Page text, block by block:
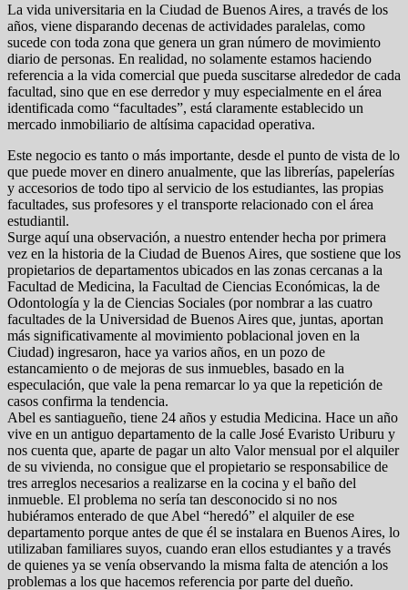
La vida universitaria en la Ciudad de Buenos Aires, a través de los
años, viene disparando decenas de actividades paralelas, como
sucede con toda zona que genera un gran número de movimiento
diario de personas. En realidad, no solamente estamos haciendo
referencia a la vida comercial que pueda suscitarse alrededor de cada
facultad, sino que en ese derredor y muy especialmente en el área
identificada como “facultades”, está claramente establecido un
mercado inmobiliario de altísima capacidad operativa.
Este negocio es tanto o más importante, desde el punto de vista de lo
que puede mover en dinero anualmente, que las librerías, papelerías
y accesorios de todo tipo al servicio de los estudiantes, las propias
facultades, sus profesores y el transporte relacionado con el área
estudiantil.
Surge aquí una observación, a nuestro entender hecha por primera
vez en la historia de la Ciudad de Buenos Aires, que sostiene que los
propietarios de departamentos ubicados en las zonas cercanas a la
Facultad de Medicina, la Facultad de Ciencias Económicas, la de
Odontología y la de Ciencias Sociales (por nombrar a las cuatro
facultades de la Universidad de Buenos Aires que, juntas, aportan
más significativamente al movimiento poblacional joven en la
Ciudad) ingresaron, hace ya varios años, en un pozo de
estancamiento o de mejoras de sus inmuebles, basado en la
especulación, que vale la pena remarcar lo ya que la repetición de
casos confirma la tendencia.
Abel es santiagueño, tiene 24 años y estudia Medicina. Hace un año
vive en un antiguo departamento de la calle José Evaristo Uriburu y
nos cuenta que, aparte de pagar un alto Valor mensual por el alquiler
de su vivienda, no consigue que el propietario se responsabilice de
tres arreglos necesarios a realizarse en la cocina y el baño del
inmueble. El problema no sería tan desconocido si no nos
hubiéramos enterado de que Abel “heredó” el alquiler de ese
departamento porque antes de que él se instalara en Buenos Aires, lo
utilizaban familiares suyos, cuando eran ellos estudiantes y a través
de quienes ya se venía observando la misma falta de atención a los
problemas a los que hacemos referencia por parte del dueño.